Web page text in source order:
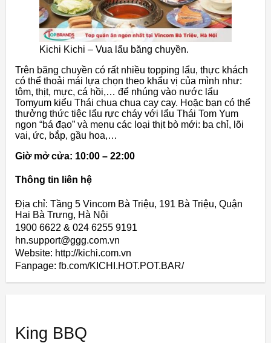
Kichi Kichi – Vua lẩu băng chuyền.
Trên băng chuyền có rất nhiều topping lẩu, thực khách
có thể thoải mái lựa chọn theo khẩu vị của mình như:
tôm, thịt, mực, cá hồi,… để nhúng vào nước lẩu
Tomyum kiểu Thái chua chua cay cay. Hoặc bạn có thể
thưởng thức tiệc lẩu rực cháy với lẩu Thái Tom Yum
ngon “bá đạo” và menu các loại thịt bò mới: ba chỉ, lõi
vai, ức, bắp, gầu hoa,…
Giờ mở cửa: 10:00 – 22:00
Thông tin liên hệ
Địa chỉ: Tầng 5 Vincom Bà Triệu, 191 Bà Triệu, Quận
Hai Bà Trưng, Hà Nội
1900 6622 & 024 6255 9191
hn.support@ggg.com.vn
Website: http://kichi.com.vn
Fanpage: fb.com/KICHI.HOT.POT.BAR/
King BBQ